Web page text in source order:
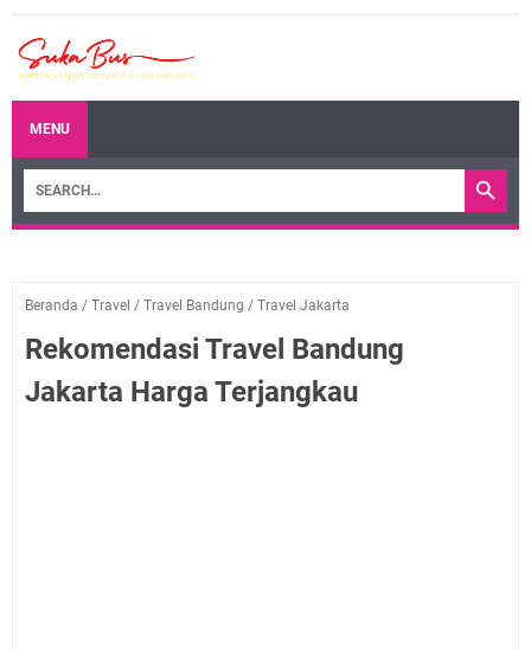
MENU
Beranda / Travel / Travel Bandung / Travel Jakarta
Rekomendasi Travel Bandung
Jakarta Harga Terjangkau